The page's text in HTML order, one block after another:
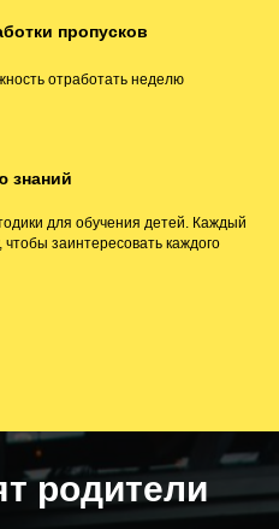
пропусков
отработать неделю
знаний
для обучения детей. Каждый
заинтересовать каждого
родители